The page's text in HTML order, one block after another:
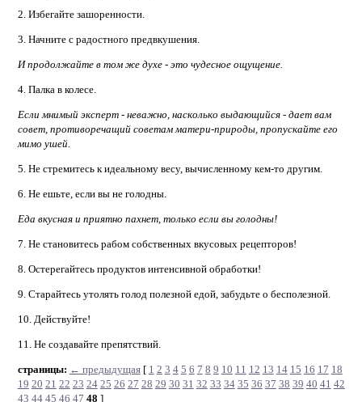
2. Избегайте зашоренности.
3. Начните с радостного предвкушения.
И продолжайте в том же духе- это чудесное ощущение.
4. Палка в колесе.
Если мнимый эксперт- неважно, насколько выдающийся- дает вам
совет, противоречащий советам матери-природы, пропускайте его
мимо ушей.
5. Не стремитесь к идеальному весу, вычисленному кем-то другим.
6. Не ешьте, если вы не голодны.
Еда вкусная и приятно пахнет, только если вы голодны!
7. Не становитесь рабом собственных вкусовых рецепторов!
8. Остерегайтесь продуктов интенсивной обработки!
9. Старайтесь утолять голод полезной едой, забудьте о бесполезной.
10. Действуйте!
11. Не создавайте препятствий.
страницы: ← предыдущая[ 1 2 3 4 5 6 7 8 9 10 11 12 13 14 15 16 17 18
19 20 21 22 23 24 25 26 27 28 29 30 31 32 33 34 35 36 37 38 39 40 41 42
43 44 45 46 47 48 ]